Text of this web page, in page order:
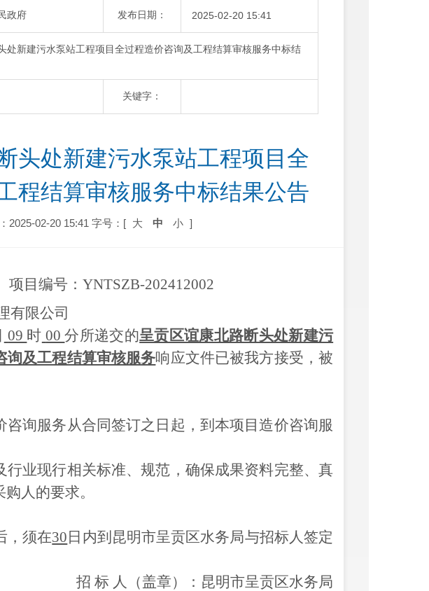
政府 发布日期： 2025-02-20 15:41
处新建污水泵站工程项目全过程造价咨询及工程结算审核服务中标结
关键字：
头处新建污水泵站工程项目全
程结算审核服务中标结果公告
2025-02-20 15:41 字号：[ 大 中 小 ]
项目编号： YNTSZB-202412002
有限公司
09 时 00分所递交的呈贡区谊康北路断头处新建污
询及工程结算审核服务响应文件已被我方接受，被
咨询服务从合同签订之日起，到本项目造价咨询服
行业现行相关标准、规范，确保成果资料完整、真
人的要求。
，须在30 日内到 昆明市呈贡区水务局与招标人签定
招 标 人 （盖章） ： 昆明市呈贡区水务局